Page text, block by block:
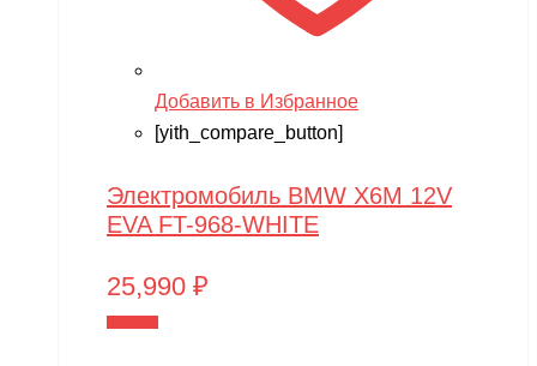
Добавить в Избранное
[yith_compare_button]
Электромобиль BMW X6M 12V
EVA FT-968-WHITE
25,990 ₽